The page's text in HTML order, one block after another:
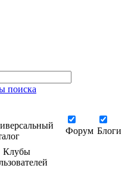
поиска
Форум Блоги
Клубы